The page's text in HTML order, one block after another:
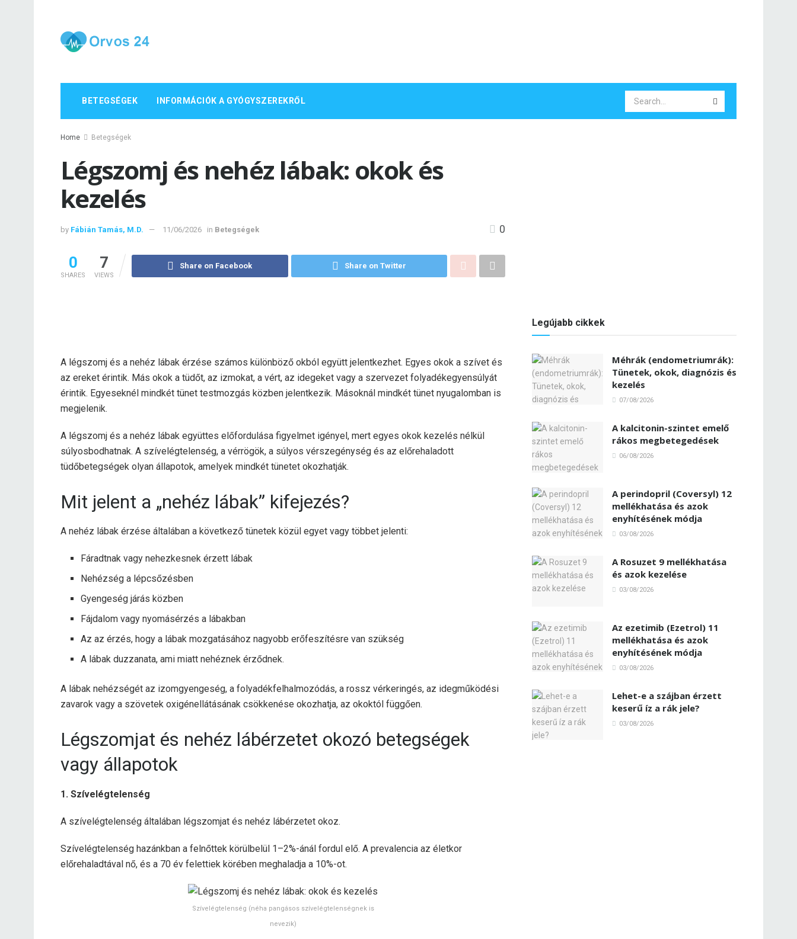
BETEGSÉGEK INFORMÁCIÓK A GYÓGYSZEREKRŐL
Home Betegségek
Légszomj és nehéz lábak: okok és
kezelés
by Fábián Tamás, M.D. 11/06/2026 in Betegségek 0
0
SHARES
7
VIEWS
Share on Facebook Share on Twitter
A légszomj és a nehéz lábak érzése számos különböző okból együtt jelentkezhet. Egyes okok a szívet és
az ereket érintik. Más okok a tüdőt, az izmokat, a vért, az idegeket vagy a szervezet folyadékegyensúlyát
érintik. Egyeseknél mindkét tünet testmozgás közben jelentkezik. Másoknál mindkét tünet nyugalomban is
megjelenik.
A légszomj és a nehéz lábak együttes előfordulása figyelmet igényel, mert egyes okok kezelés nélkül
súlyosbodhatnak. A szívelégtelenség, a vérrögök, a súlyos vérszegénység és az előrehaladott
tüdőbetegségek olyan állapotok, amelyek mindkét tünetet okozhatják.
Mit jelent a „nehéz lábak” kifejezés?
A nehéz lábak érzése általában a következő tünetek közül egyet vagy többet jelenti:
Fáradtnak vagy nehezkesnek érzett lábak
Nehézség a lépcsőzésben
Gyengeség járás közben
Fájdalom vagy nyomásérzés a lábakban
Az az érzés, hogy a lábak mozgatásához nagyobb erőfeszítésre van szükség
A lábak duzzanata, ami miatt nehéznek érződnek.
A lábak nehézségét az izomgyengeség, a folyadékfelhalmozódás, a rossz vérkeringés, az idegműködési
zavarok vagy a szövetek oxigénellátásának csökkenése okozhatja, az okoktól függően.
Légszomjat és nehéz lábérzetet okozó betegségek
vagy állapotok
1. Szívelégtelenség
A szívelégtelenség általában légszomjat és nehéz lábérzetet okoz.
Szívelégtelenség hazánkban a felnőttek körülbelül 1–2%-ánál fordul elő. A prevalencia az életkor
előrehaladtával nő, és a 70 év felettiek körében meghaladja a 10%-ot.
Szívelégtelenség (néha pangásos szívelégtelenségnek is
nevezik)
Legújabb cikkek
Méhrák (endometriumrák):
Tünetek, okok, diagnózis és
kezelés
07/08/2026
A kalcitonin-szintet emelő
rákos megbetegedések
06/08/2026
A perindopril (Coversyl) 12
mellékhatása és azok
enyhítésének módja
03/08/2026
A Rosuzet 9 mellékhatása
és azok kezelése
03/08/2026
Az ezetimib (Ezetrol) 11
mellékhatása és azok
enyhítésének módja
03/08/2026
Lehet-e a szájban érzett
keserű íz a rák jele?
03/08/2026